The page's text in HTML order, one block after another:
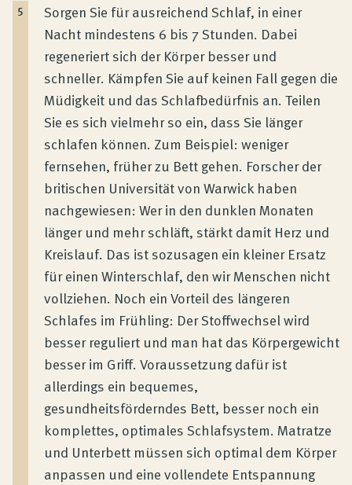
Sorgen Sie für ausreichend Schlaf, in einer
Nacht mindestens 6 bis 7 Stunden. Dabei
regeneriert sich der Körper besser und
schneller. Kämpfen Sie auf keinen Fall gegen die
Müdigkeit und das Schlafbedürfnis an. Teilen
Sie es sich vielmehr so ein, dass Sie länger
schlafen können. Zum Beispiel: weniger
fernsehen, früher zu Bett gehen. Forscher der
britischen Universität von Warwick haben
nachgewiesen: Wer in den dunklen Monaten
länger und mehr schläft, stärkt damit Herz und
Kreislauf. Das ist sozusagen ein kleiner Ersatz
für einen Winterschlaf, den wir Menschen nicht
vollziehen. Noch ein Vorteil des längeren
Schlafes im Frühling: Der Stoffwechsel wird
besser reguliert und man hat das Körpergewicht
besser im Griff. Voraussetzung dafür ist
allerdings ein bequemes,
gesundheitsförderndes Bett, besser noch ein
komplettes, optimales Schlafsystem. Matratze
und Unterbett müssen sich optimal dem Körper
anpassen und eine vollendete Entspannung